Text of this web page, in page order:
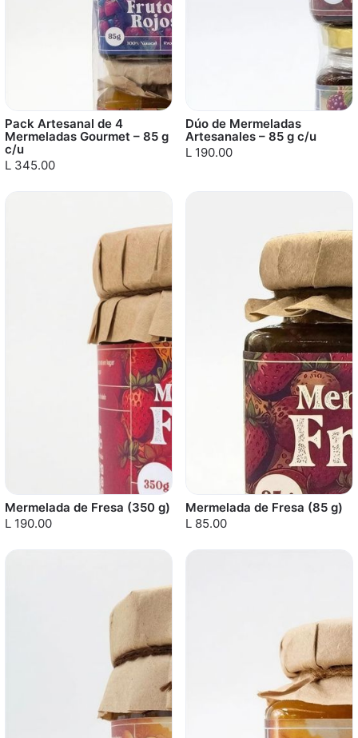
Pack Artesanal de 4
Mermeladas Gourmet – 85 g
c/u
L 345.00
Dúo de Mermeladas
Artesanales – 85 g c/u
L 190.00
Mermelada de Fresa (350 g)
L 190.00
Mermelada de Fresa (85 g)
L 85.00